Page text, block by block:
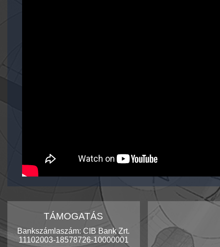
TÁMOGATÁS
Bankszámlaszám: CIB Bank Zrt.
11102003-18578726-10000001